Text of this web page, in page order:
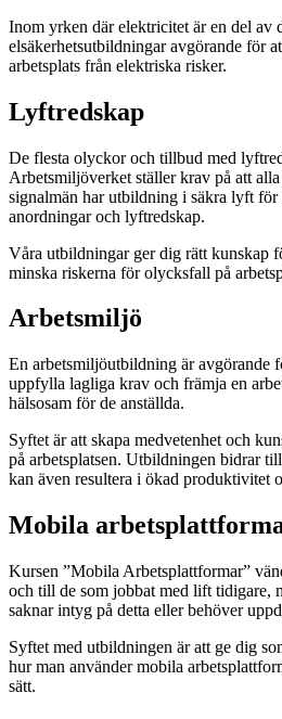
Inom yrken där elektricitet är en del av
elsäkerhetsutbildningar avgörande för
arbetsplats från elektriska risker.
Lyftredskap
De flesta olyckor och tillbud med
Arbetsmiljöverket ställer krav på att
signalmän har utbildning i säkra lyft
anordningar och lyftredskap.
Våra utbildningar ger dig rätt kunskap
minska riskerna för olycksfall på
Arbetsmiljö
En arbetsmiljöutbildning är avgörande
uppfylla lagliga krav och främja en
hälsosam för de anställda.
Syftet är att skapa medvetenhet och
på arbetsplatsen. Utbildningen bidrar
kan även resultera i ökad produktivitet
Mobila
Kursen ”Mobila Arbetsplattformar”
och till de som jobbat med lift tidigare,
saknar intyg på detta eller behöver
Syftet med utbildningen är att ge dig
hur man använder mobila
sätt.